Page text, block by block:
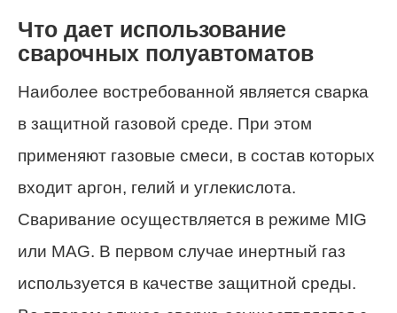
Что дает использование
сварочных полуавтоматов
Наиболее востребованной является сварка
в защитной газовой среде. При этом
применяют газовые смеси, в состав которых
входит аргон, гелий и углекислота.
Сваривание осуществляется в режиме MIG
или MAG. В первом случае инертный газ
используется в качестве защитной среды.